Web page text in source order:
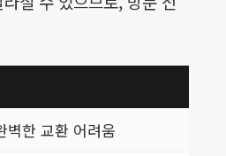
벽한 교환 어려움